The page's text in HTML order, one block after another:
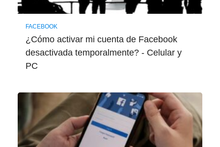
FACEBOOK
¿Cómo activar mi cuenta de Facebook
desactivada temporalmente? - Celular y
PC